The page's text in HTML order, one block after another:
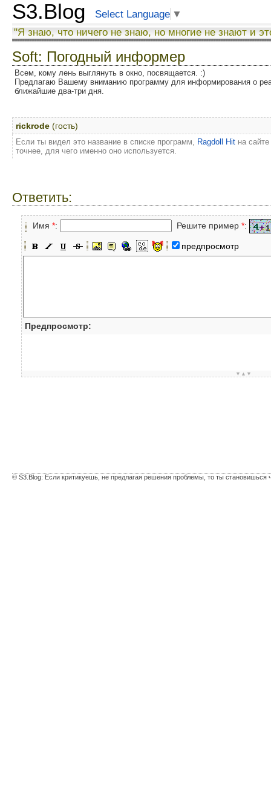
S3.Blog Select Language ▼
"Я знаю, что ничего не знаю, но многие не знают и
Soft: Погодный информер
Всем, кому лень выглянуть в окно, посвящается. :)
Предлагаю Вашему вниманию программу для информирования о
ближайшие два-три дня.
rickrode (гость)
Если ты видел это название в списке программ, Ragdoll Hit на
точнее, для чего именно оно используется.
Ответить:
Имя *: Решите пример *:
предпросмотр
Предпросмотр:
▼▲▼
© S3.Blog: Если критикуешь, не предлагая решения проблемы, то ты становишься